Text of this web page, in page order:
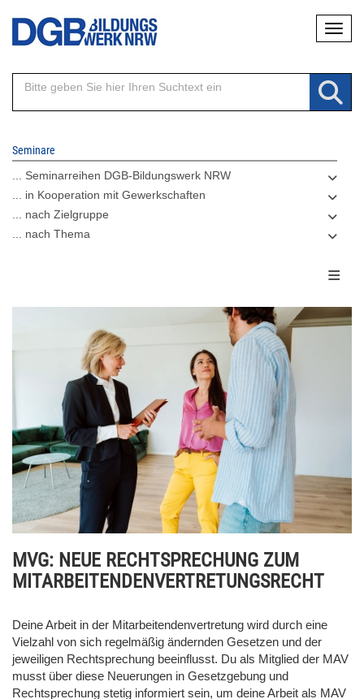
Direkt
Inhalt
Seminare
... Seminarreihen DGB-Bildungswerk NRW
... in Kooperation mit Gewerkschaften
... nach Zielgruppe
... nach Thema
MVG: NEUE RECHTSPRECHUNG ZUM
MITARBEITENDENVERTRETUNGSRECHT
Deine Arbeit in der Mitarbeitendenvertretung wird durch eine
Vielzahl von sich regelmäßig ändernden Gesetzen und der
jeweiligen Rechtsprechung beeinflusst. Du als Mitglied der MAV
musst über diese Neuerungen in Gesetzgebung und
Rechtsprechung stetig informiert sein, um deine Arbeit als MAV